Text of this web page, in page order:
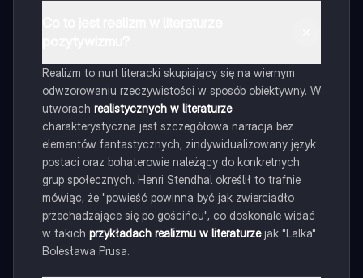
Realizm to nurt literacki skupiający się na wiernym
odwzorowaniu rzeczywistości w sposób obiektywny. W
utworach realistycznych w literaturze
charakterystyczna jest szczegółowa narracja bez
elementów fantastycznych, zindywidualizowany język
postaci oraz bohaterowie należący do konkretnych
grup społecznych. Henri Stendhal określił to trafnie
mówiąc, że "powieść powinna być jak zwierciadło
przechadzające się po gościńcu", co doskonale widać
w takich przykładach realizmu w literaturzejak "Lalka"
Bolesława Prusa.